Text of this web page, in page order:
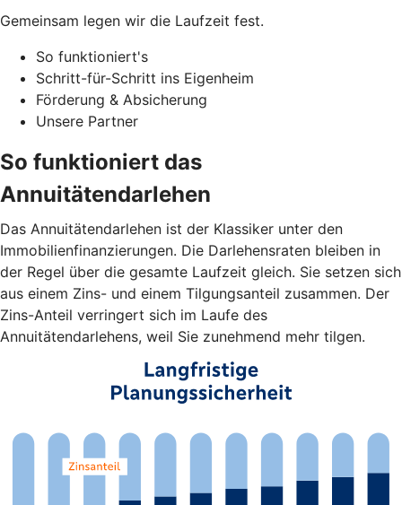
Gemeinsam legen wir die Laufzeit fest.
So funktioniert's
Schritt-für-Schritt ins Eigenheim
Förderung & Absicherung
Unsere Partner
So funktioniert das
Annuitätendarlehen
Das Annuitätendarlehen ist der Klassiker unter den
Immobilienfinanzierungen. Die Darlehensraten bleiben in
der Regel über die gesamte Laufzeit gleich. Sie setzen sich
aus einem Zins- und einem Tilgungsanteil zusammen. Der
Zins-Anteil verringert sich im Laufe des
Annuitätendarlehens, weil Sie zunehmend mehr tilgen.